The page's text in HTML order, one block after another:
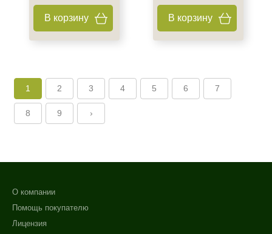
В корзину В корзину
1 2 3 4 5 6 7
8 9 ›
О компании
Помощь покупателю
Лицензия